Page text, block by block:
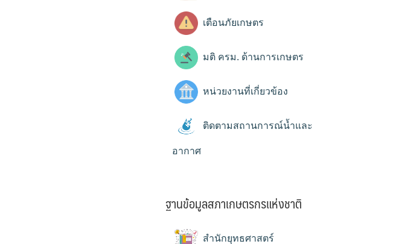
เตือนภัยเกษตร
มติ ครม. ด้านการเกษตร
หน่วยงานที่เกี่ยวข้อง
ติดตามสถานการณ์น้ำและ
อากาศ
ฐานข้อมูลสภาเกษตรกรแห่งชาติ
สำนักยุทธศาสตร์